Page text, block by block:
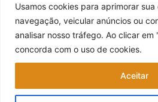
Usamos cookies para aprimorar
navegação, veicular anúncios ou
analisar nosso tráfego. Ao clicar em
concorda com o uso de cookies.
Aceitar
Rua Célebes, 50 - Sala
Shangri-lá Cuiabá -